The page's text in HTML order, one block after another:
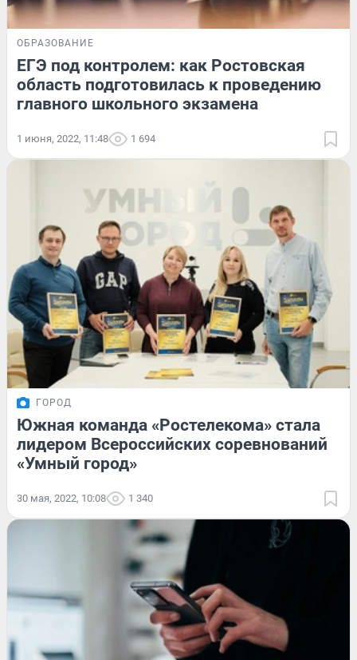
ОБРАЗОВАНИЕ
ЕГЭ под контролем: как Ростовская
область подготовилась к проведению
главного школьного экзамена
1 июня, 2022, 11:48 1 694
ГОРОД
Южная команда «Ростелекома» стала
лидером Всероссийских соревнований
«Умный город»
30 мая, 2022, 10:08 1 340